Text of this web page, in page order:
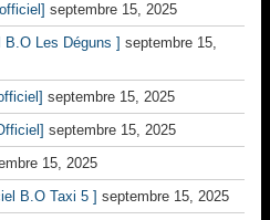
septembre 15, 2025
B.O Les Déguns ] septembre 15,
septembre 15, 2025
septembre 15, 2025
15, 2025
B.O Taxi 5 ] septembre 15, 2025